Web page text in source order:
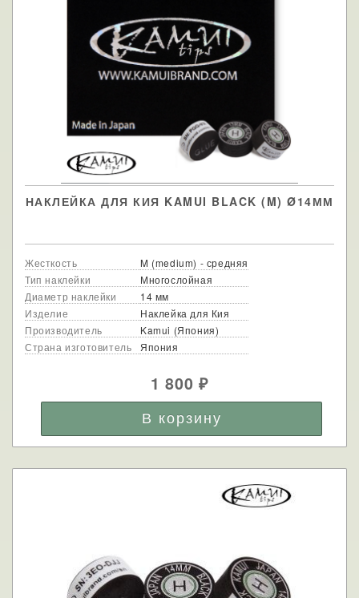
НАКЛЕЙКА ДЛЯ КИЯ KAMUI BLACK (M) Ø14ММ
Жесткость
M (medium) - средняя
Тип наклейки
Многослойная
Диаметр наклейки
14 мм
Изделие
Наклейка для Кия
Производитель
Kamui (Япония)
Страна изготовитель
Япония
1 800₽